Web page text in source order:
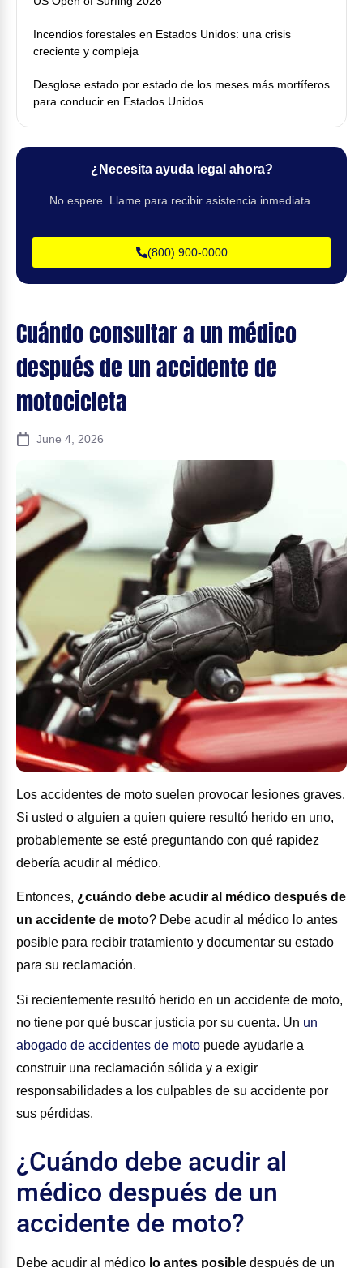
Cuándo consultar a un médico
después de un accidente de
motocicleta
June 4, 2026
Los accidentes de moto suelen provocar lesiones graves.
Si usted o alguien a quien quiere resultó herido en uno,
probablemente se esté preguntando con qué rapidez
debería acudir al médico.
Entonces, ¿cuándo debe acudir al médico después de
un accidente de moto? Debe acudir al médico lo antes
posible para recibir tratamiento y documentar su estado
para su reclamación.
Si recientemente resultó herido en un accidente de moto,
no tiene por qué buscar justicia por su cuenta. Un un
abogado de accidentes de moto puede ayudarle a
construir una reclamación sólida y a exigir
responsabilidades a los culpables de su accidente por
sus pérdidas.
¿Cuándo debe acudir al
médico después de un
accidente de moto?
Debe acudir al médico lo antes posible después de un
Incendios forestales en Estados Unidos: una crisis
creciente y compleja
Desglose estado por estado de los meses más mortíferos
para conducir en Estados Unidos
¿Necesita ayuda legal ahora?
No espere. Llame para recibir asistencia inmediata.
(800) 900-0000